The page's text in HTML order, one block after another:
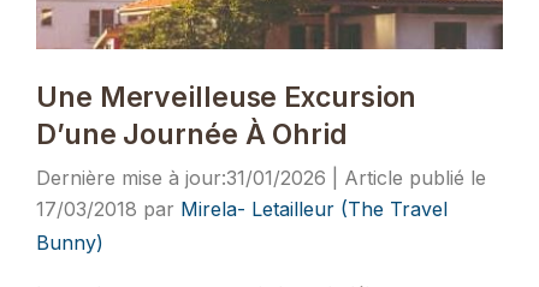
Une Merveilleuse Excursion
D’une Journée À Ohrid
31/01/2026
17/03/2018 par Mirela- Letailleur (The Travel
Bunny)